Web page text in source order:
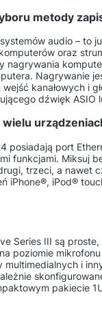
metody
audio – to
oraz
Nagrywanie
kanałowych i
dźwięk ASIO
posiadają port
funkcjami. Miksuj
trzeci, a
iPhone®, iPod®
Series III są
poziomie
i
pakiecie